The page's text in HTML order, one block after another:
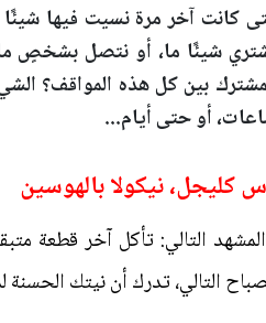
كانت آخر مرة نسيت فيها
شيئًا ما، أو نتصل بشخصٍ ما،
بين كل هذه المواقف؟
أو حتى أيام...
كليجل، نيكولا بالهوسين
التالي: تأكل آخر قطعة
التالي، تدرك أن نيتك الحسنة